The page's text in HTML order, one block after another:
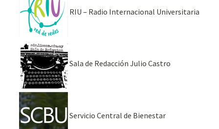
RIU – Radio Internacional Universitaria
Sala de Redacción Julio Castro
Servicio Central de Bienestar